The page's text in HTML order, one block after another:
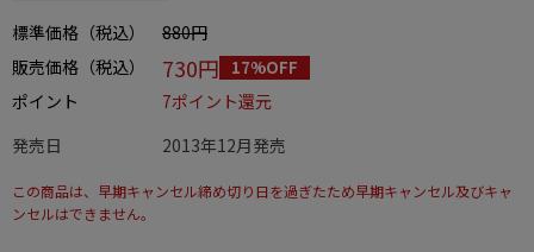
標準価格（税込）
880円
販売価格（税込）
730円 17%OFF
ポイント
7ポイント還元
発売日
2013年12月発売
この商品は、早期キャンセル締め切り日を過ぎたため早期キャンセル及びキャ
ンセルはできません。